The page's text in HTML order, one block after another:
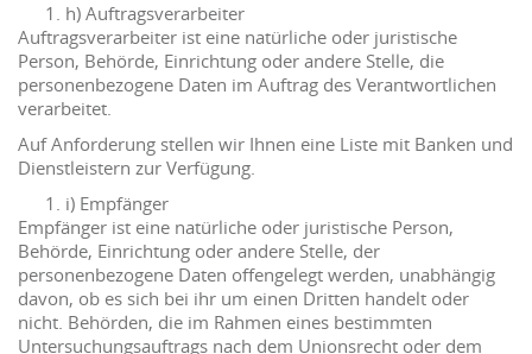
h) Auftragsverarbeiter
Auftragsverarbeiter ist eine natürliche oder juristische
Person, Behörde, Einrichtung oder andere Stelle, die
personenbezogene Daten im Auftrag des Verantwortlichen
verarbeitet.
Auf Anforderung stellen wir Ihnen eine Liste mit Banken und
Dienstleistern zur Verfügung.
i) Empfänger
Empfänger ist eine natürliche oder juristische Person,
Behörde, Einrichtung oder andere Stelle, der
personenbezogene Daten offengelegt werden, unabhängig
davon, ob es sich bei ihr um einen Dritten handelt oder
nicht. Behörden, die im Rahmen eines bestimmten
Untersuchungsauftrags nach dem Unionsrecht oder dem